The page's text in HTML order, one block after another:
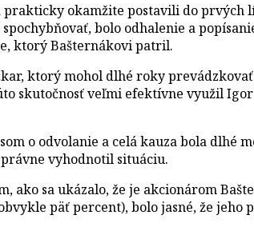
okamžite postavili do prvých
bolo odhalenie a
ktorý Bašternákovi patril.
ktorý mohol dlhé roky
skutočnosť veľmi efektívne využil
o odvolanie a celá kauza bola dlhé
vyhodnotil situáciu.
ako sa ukázalo, že je akcionárom
päť percent), bolo jasné, že